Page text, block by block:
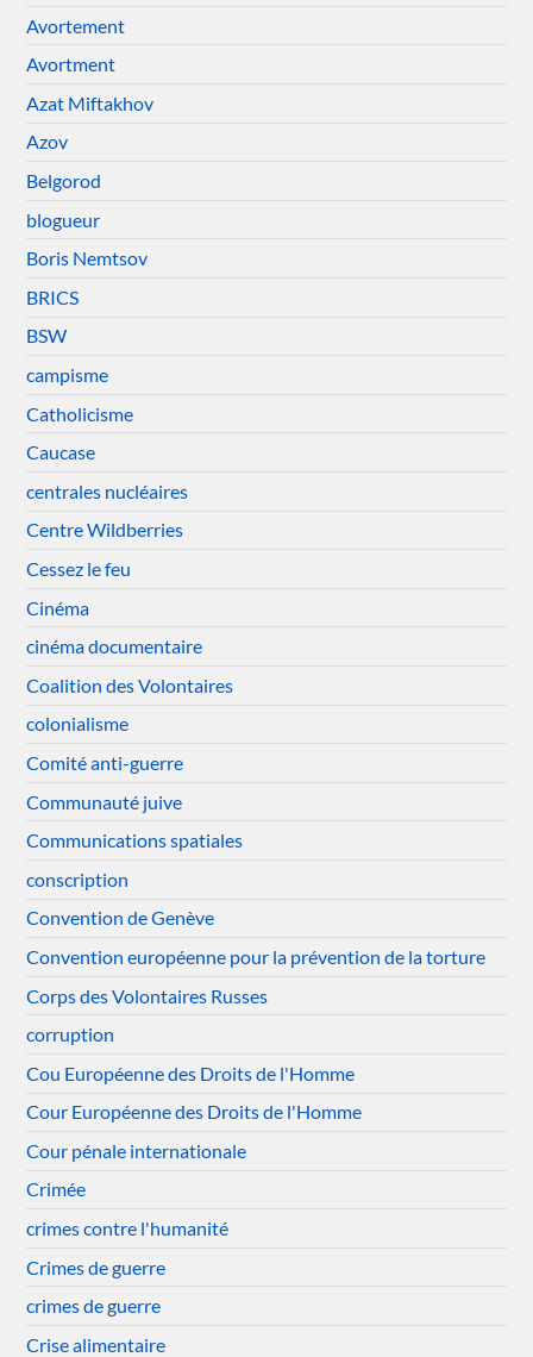
Avortement
Avortment
Azat Miftakhov
Azov
Belgorod
blogueur
Boris Nemtsov
BRICS
BSW
campisme
Catholicisme
Caucase
centrales nucléaires
Centre Wildberries
Cessez le feu
Cinéma
cinéma documentaire
Coalition des Volontaires
colonialisme
Comité anti-guerre
Communauté juive
Communications spatiales
conscription
Convention de Genève
Convention européenne pour la prévention de la torture
Corps des Volontaires Russes
corruption
Cou Européenne des Droits de l'Homme
Cour Européenne des Droits de l'Homme
Cour pénale internationale
Crimée
crimes contre l'humanité
Crimes de guerre
crimes de guerre
Crise alimentaire